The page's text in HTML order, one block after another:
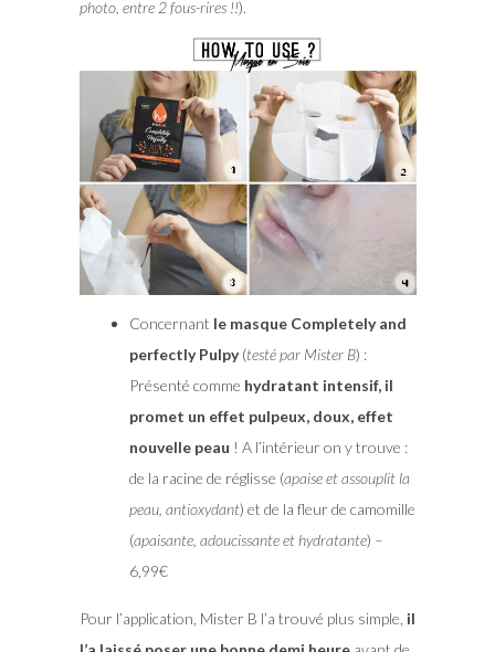
photo, entre 2 fous-rires !!).
Concernant le masque Completely and
perfectly Pulpy(testé par Mister B) :
Présenté comme hydratant intensif, il
promet un effet pulpeux, doux, effet
nouvelle peau ! A l’intérieur on y trouve :
de la racine de réglisse (apaise et assouplit la
peau, antioxydant) et de la fleur de camomille
(apaisante, adoucissante et hydratante) –
6,99€
Pour l’application, Mister B l’a trouvé plus simple, il